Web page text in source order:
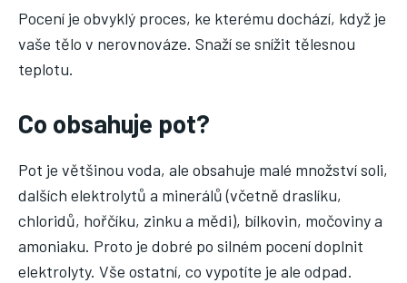
Pocení je obvyklý proces, ke kterému dochází, když je
vaše tělo v nerovnováze. Snaží se snížit tělesnou
teplotu.
Co obsahuje pot?
Pot je většinou voda, ale obsahuje malé množství soli,
dalších elektrolytů a minerálů (včetně draslíku,
chloridů, hořčíku, zinku a mědi), bílkovin, močoviny a
amoniaku. Proto je dobré po silném pocení doplnit
elektrolyty. Vše ostatní, co vypotíte je ale odpad.